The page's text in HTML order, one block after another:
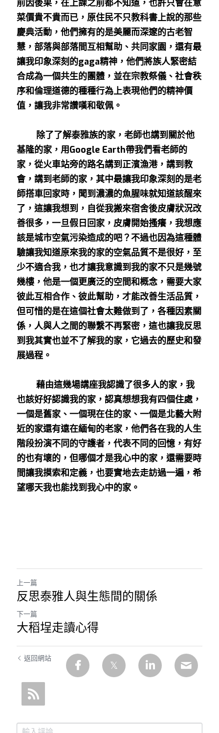
前因後果，在上課之前都不知道，也許只會在意
菜價貴不貴而已，原住民不只教科書上說的那些
慶典活動，他們擁有的是美麗而深邃的古老智
慧，部落與部落間互相幫助、共同家園，還有最
讓我印象深刻的gaga精神，他們將族人緊密結
合成為一個共生的團體，並在宗教祭儀、社會秩
序和倫理道德的種種行為上表現他們的精神價
值，讓我非常讚嘆和敬佩。
基隆的家，用Google Earth帶我們看老師的
家，從火車站旁的路名講到正濱漁港，講到教
會，講到老師的家，其中最讓我印象深刻的是老
師搭車回家時，聞到濃濃的魚腥味就知道該醒來
了，這讓我想到，自從我搬來宿舍後皮膚狀況改
善很多，一旦假日回家，皮膚開始搔癢，我想應
該是城市空氣污染造成的吧？不過也因為這種體
驗讓我知道原來我的家的空氣品質不是很好，至
少不適合我，也才讓我意識到我的家不只是幾號
幾樓，他是一個更廣泛的空間和概念，需要大家
彼此互相合作、彼此幫助，才能改善生活品質，
但可惜的是在這個社會太難做到了，各種因素關
係，人與人之間的聯繫不再緊密，這也讓我反思
到我其實也並不了解我的家，它過去的歷史和發
展過程。
也該好好認識我的家，認真想想我有四個住處，
一個是舊家、一個現在住的家、一個是北藝大附
近的家還有遠在緬甸的老家，他們各在我的人生
階段扮演不同的守護者，代表不同的回憶，有好
的也有壞的，但哪個才是我心中的家，還需要時
間讓我摸索和定義，也要實地去走訪過一遍，希
望哪天我也能找到我心中的家。
上一篇
反思泰雅人與生態間的關係
下一篇
大稻埕走讀心得
返回網站